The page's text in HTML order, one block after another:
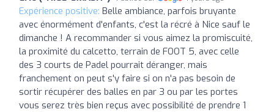
Expérience positive: Belle ambiance, parfois bruyante
avec énormément d'enfants, c'est la récré à Nice sauf le
dimanche ! A recommander si vous aimez la promiscuité,
la proximité du calcetto, terrain de FOOT 5, avec celle
des 3 courts de Padel pourrait déranger, mais
franchement on peut s'y faire si on n'a pas besoin de
sortir récupérer des balles en par 3 ou par les portes
vous serez très bien reçus avec possibilité de prendre 1